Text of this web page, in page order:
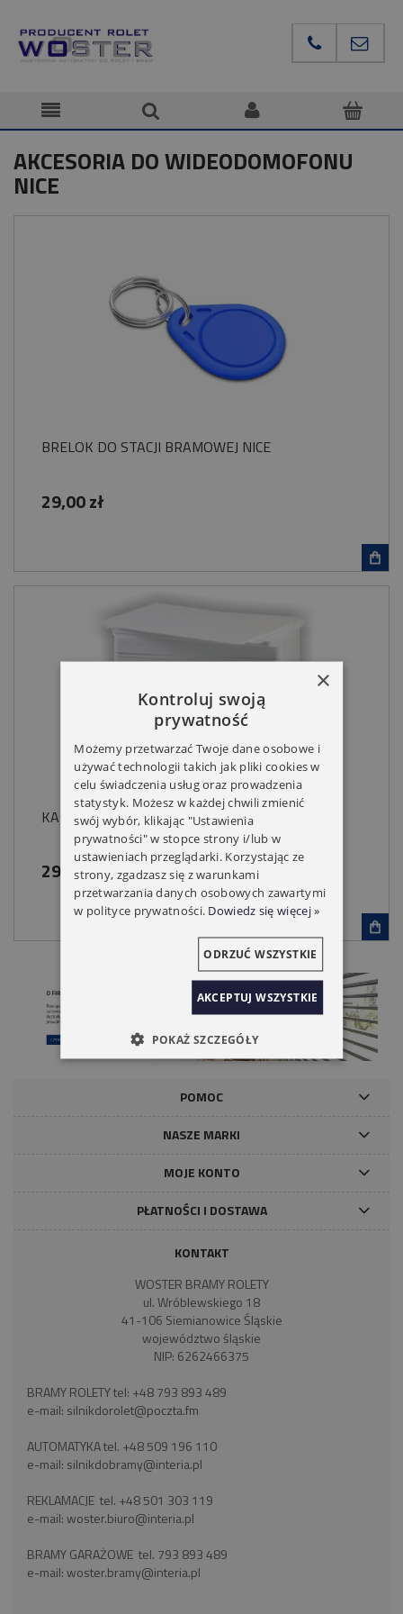
AKCESORIA DO WIDEODOMOFONU
NICE
BRELOK DO STACJI BRAMOWEJ NICE
29,00 zł
KARTA DO WIDEOMONITORA NICE
29,00 zł
POMOC
NASZE MARKI
MOJE KONTO
PŁATNOŚCI I DOSTAWA
KONTAKT
WOSTER BRAMY ROLETY
ul. Wróblewskiego 18
41-106 Siemianowice Śląskie
województwo śląskie
NIP: 6262466375
BRAMY ROLETY tel: +48 793 893 489
e-mail: silnikdorolet@poczta.fm
AUTOMATYKA tel. +48 509 196 110
e-mail: silnikdobramy@interia.pl
REKLAMACJE tel. +48 501 303 119
e-mail:woster.biuro@interia.pl
BRAMY GARAŻOWE tel. 793 893 489
e-mail:woster.bramy@interia.pl
×
Kontroluj swoją
prywatność
Możemy przetwarzać Twoje dane osobowe i
używać technologii takich jak pliki cookies w
celu świadczenia usług oraz prowadzenia
statystyk. Możesz w każdej chwili zmienić
swój wybór, klikając "Ustawienia
prywatności" w stopce strony i/lub w
ustawieniach przeglądarki. Korzystając ze
strony, zgadzasz się z warunkami
przetwarzania danych osobowych zawartymi
w polityce prywatności. Dowiedz się więcej »
AKCEPTUJ WSZYSTKIE
ODRZUĆ WSZYSTKIE
POKAŻ SZCZEGÓŁY